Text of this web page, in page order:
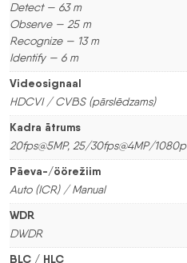
Detect — 63 m
Observe — 25 m
Recognize — 13 m
Identify — 6 m
Videosignaal
HDCVI / CVBS (pārslēdzams)
Kadra ātrums
20fps@5MP, 25/30fps@4MP/1080p
Päeva-/öörežiim
Auto (ICR) / Manual
WDR
DWDR
BLC / HLC